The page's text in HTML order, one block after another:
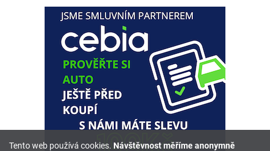
Tento web používá cookies. Návštěvnost měříme anonymně